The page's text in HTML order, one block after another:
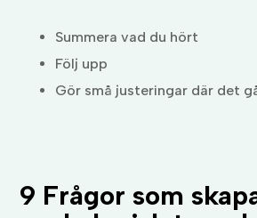
Summera vad du hört
Följ upp
Gör små justeringar där det
9 Frågor som